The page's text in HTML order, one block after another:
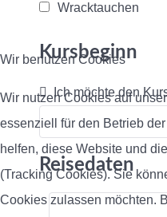
Wracktauchen
Kursbeginn
Ich möchte den
Reisedaten
Wir benutzen Cookies
Wir nutzen Cookies auf
essenziell für den Betrieb
helfen, diese Website und
(Tracking Cookies). Sie
Cookies zulassen möchten.